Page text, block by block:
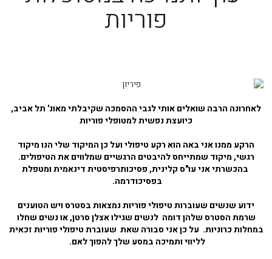
פוריות
לאחרונה הרבה שואלים אותי לגבי ההסמכה שקיבלתי מאונ' תל אביב,
כיועצת נפשית למטופלי פוריות
הרקע ממנו אני באה הוא רקע טיפולי ועל כן המיקוד שלי הנו מיקוד
רגשי, מיקוד שמתייחס להיבטים הרגשיים שמלווים את הטיפולים.
בהכשרתי אני עו"ס קלינית, פסיכותרפיסטית דינאמית ומטפלת
בפסיכודרמה.
ידוע שנשים שעוברות טיפולי פוריות נמצאות בסטרס ויש הטוענים
שרמת הסטרס שלהן דומה לנשים שגילו אצלן סרטן, או נשים שחלו
במחלות כרוניות. על כן אני סבורה שאת שעוברת טיפולי פוריות זכאית
לליווי ותמיכה במסע שלך להפוך לאם.